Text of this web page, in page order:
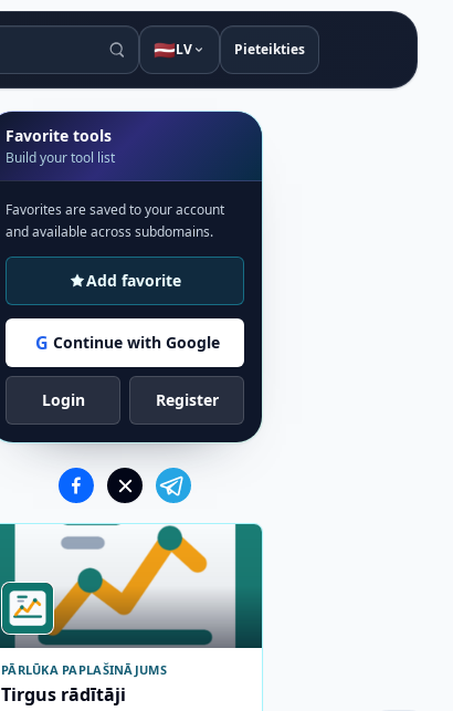
🇱🇻LV Pieteikties
Favorite tools
Build your tool list
Favorites are saved to your account
and available across subdomains.
Add favorite
G Continue with Google
Login Register
PĀRLŪKA PAPLAŠINĀJUMS
Tirgus rādītāji